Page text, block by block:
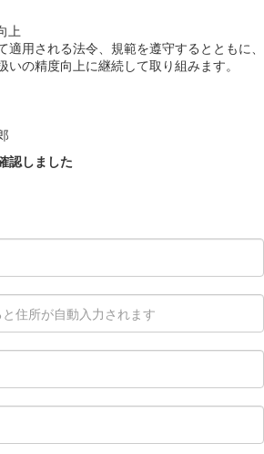
上
用される法令、規範を遵守するとともに、
の精度向上に継続して取り組みます。
認しました